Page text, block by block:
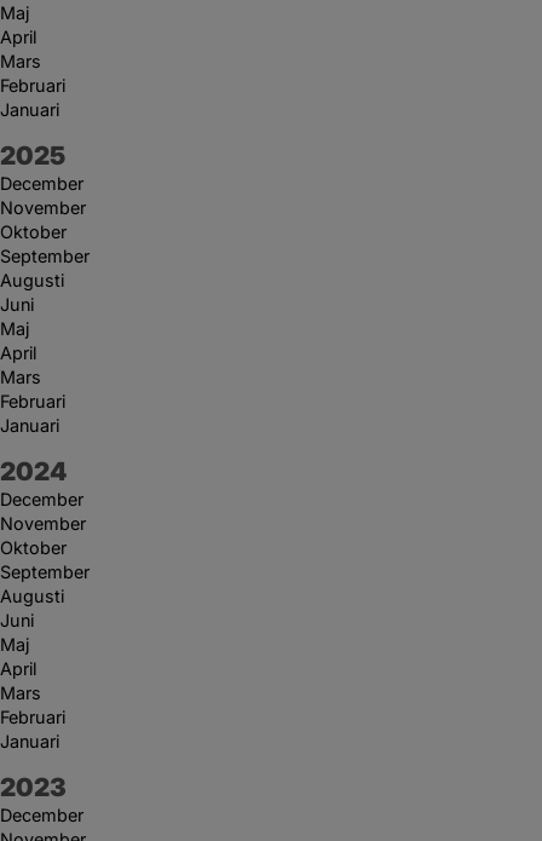
Maj
April
Mars
Februari
Januari
År:
2025
December
November
Oktober
September
Augusti
Juni
Maj
April
Mars
Februari
Januari
År:
2024
December
November
Oktober
September
Augusti
Juni
Maj
April
Mars
Februari
Januari
År:
2023
December